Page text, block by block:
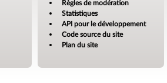
Règles de modération
Statistiques
API pour le développement
Code source du site
Plan du site